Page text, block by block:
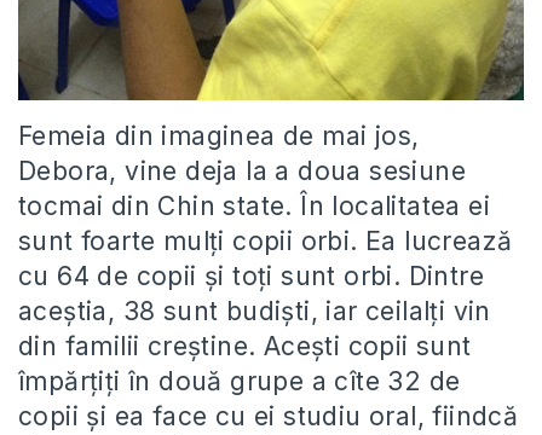
Femeia din imaginea de mai jos,
Debora, vine deja la a doua sesiune
tocmai din Chin state. În localitatea ei
sunt foarte mulți copii orbi. Ea lucrează
cu 64 de copii și toți sunt orbi. Dintre
aceștia, 38 sunt budiști, iar ceilalți vin
din familii creștine. Acești copii sunt
împărțiți în două grupe a cîte 32 de
copii și ea face cu ei studiu oral, fiindcă